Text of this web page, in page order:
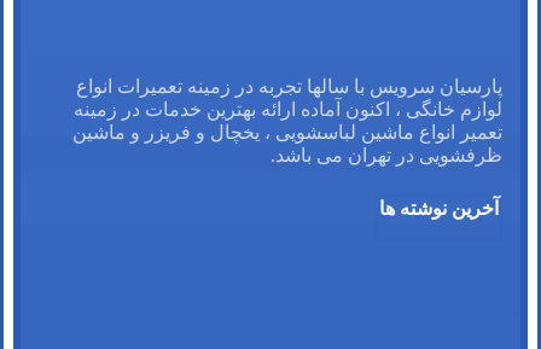
پارسیان سرویس با سالها تجربه در زمینه تعمیرات انواع
لوازم خانگی ، اکنون آماده ارائه بهترین خدمات در زمینه
تعمیر انواع ماشین لباسشویی ، یخچال و فریزر و ماشین
ظرفشویی در تهران می باشد.
آخرین نوشته ها